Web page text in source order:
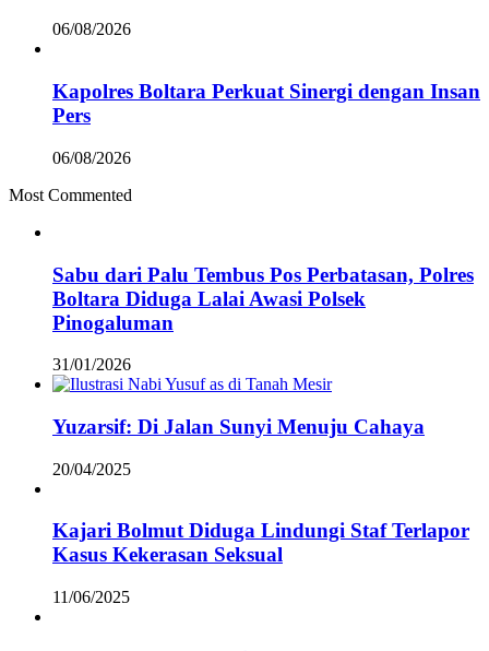
06/08/2026
Kapolres Boltara Perkuat Sinergi dengan Insan
Pers
06/08/2026
Most Commented
Sabu dari Palu Tembus Pos Perbatasan, Polres
Boltara Diduga Lalai Awasi Polsek
Pinogaluman
31/01/2026
Yuzarsif: Di Jalan Sunyi Menuju Cahaya
20/04/2025
Kajari Bolmut Diduga Lindungi Staf Terlapor
Kasus Kekerasan Seksual
11/06/2025